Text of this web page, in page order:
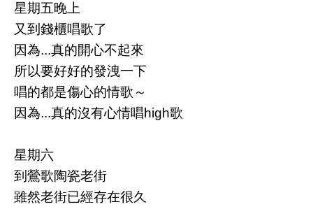
星期五晚上
又到錢櫃唱歌了
因為...真的開心不起來
所以要好好的發洩一下
唱的都是傷心的情歌～
因為...真的沒有心情唱high歌
星期六
到鶯歌陶瓷老街
雖然老街已經存在很久